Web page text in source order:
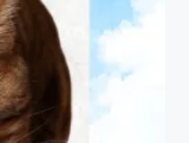
ビュ